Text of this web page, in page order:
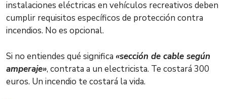
instalaciones eléctricas en vehículos recreativos deben
cumplir requisitos específicos de protección contra
incendios. No es opcional.
Si no entiendes qué significa «sección de cable según
amperaje», contrata a un electricista. Te costará 300
euros. Un incendio te costará la vida.